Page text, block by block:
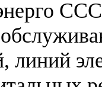
линий